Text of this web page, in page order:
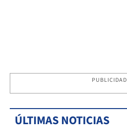
PUBLICIDAD
ÚLTIMAS NOTICIAS